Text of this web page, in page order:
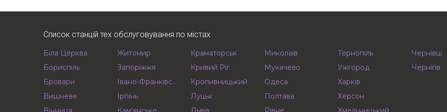
Список станцій тех обслуговування по містах
Біла Церква
Бориспіль
Бровари
Вишневе
Житомир
Запоріжжя
Івано-Франківськ
Ірпінь
Краматорськ
Кривий Ріг
Кропивницький
Луцьк
Миколаїв
Мукачево
Одеса
Полтава
Тернопіль
Ужгород
Харків
Херсон
Чернівці
Чернігів